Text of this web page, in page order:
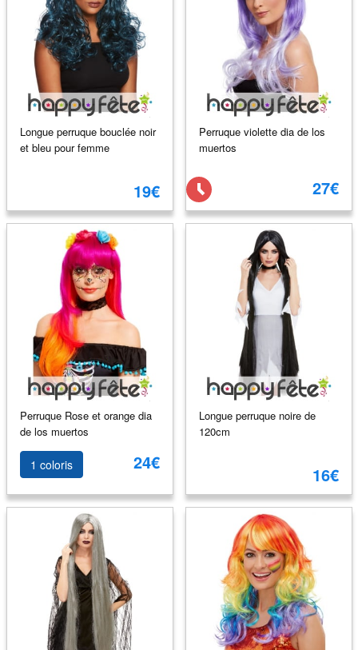
Longue perruque bouclée noir
et bleu pour femme
19€
Perruque violette dia de los
muertos
27€
Perruque Rose et orange dia
de los muertos
1 coloris 24€
Longue perruque noire de
120cm
16€